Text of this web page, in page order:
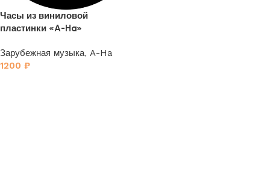
Часы из виниловой
пластинки «A-Ha»
Зарубежная музыка, A-Ha
1200 ₽